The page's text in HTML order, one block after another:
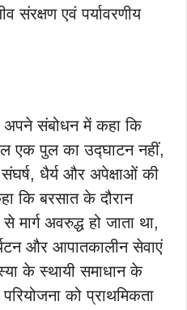
संरक्षण एवं पर्यावरणीय
अपने संबोधन में कहा कि
एक पुल का उद्घाटन नहीं,
संघर्ष, धैर्य और अपेक्षाओं की
कि बरसात के दौरान
अवरुद्ध हो जाता था,
और आपातकालीन सेवाएं
के स्थायी समाधान के
को प्राथमिकता